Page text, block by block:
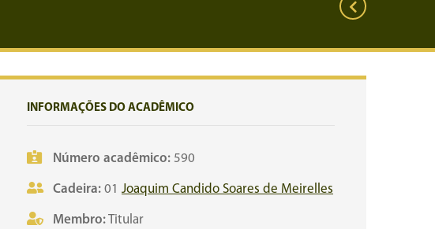
INFORMAÇÕES DO ACADÊMICO
Número acadêmico: 590
Cadeira: 01 Joaquim Candido Soares de Meirelles
Membro:Titular